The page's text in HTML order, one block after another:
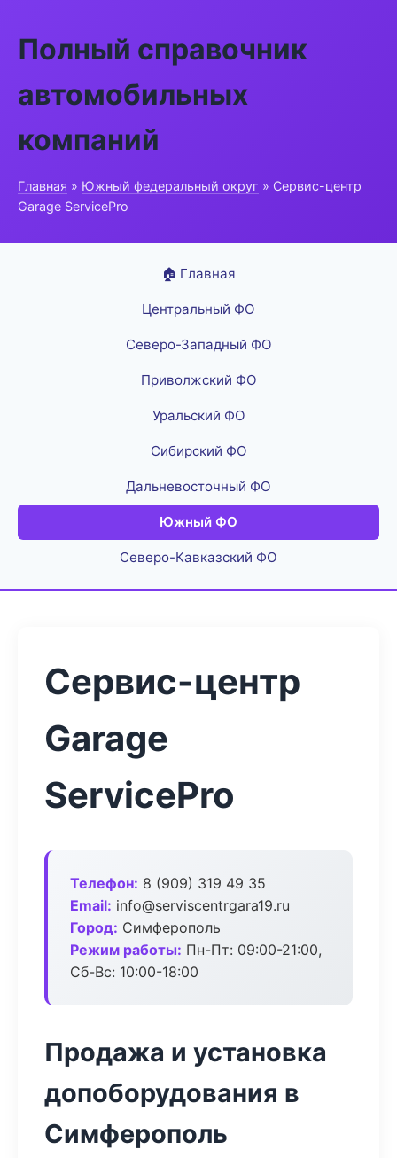
Полный справочник
автомобильных
компаний
Главная » Южный федеральный округ » Сервис-центр
Garage ServicePro
🏠 Главная
Центральный ФО
Северо-Западный ФО
Приволжский ФО
Уральский ФО
Сибирский ФО
Дальневосточный ФО
Южный ФО
Северо-Кавказский ФО
Сервис-центр
Garage
ServicePro
Телефон: 8 (909) 319 49 35
Email: info@serviscentrgara19.ru
Город: Симферополь
Режим работы: Пн-Пт: 09:00-21:00,
Сб-Вс: 10:00-18:00
Продажа и установка
допоборудования в
Симферополь